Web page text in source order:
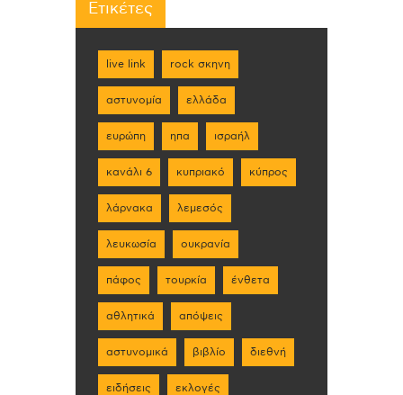
Ετικέτες
live link rock σκηνη
αστυνομία ελλάδα
ευρώπη ηπα ισραήλ
κανάλι 6 κυπριακό κύπρος
λάρνακα λεμεσός
λευκωσία ουκρανία
πάφος τουρκία ένθετα
αθλητικά απόψεις
αστυνομικά βιβλίο διεθνή
ειδήσεις εκλογές